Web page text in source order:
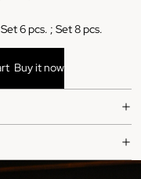
6 pcs. ; Set 8 pcs.
Buy it now